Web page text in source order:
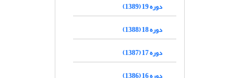
دوره 19 (1389)
دوره 18 (1388)
دوره 17 (1387)